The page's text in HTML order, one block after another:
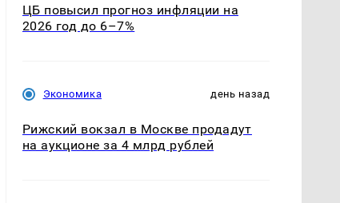
ЦБ повысил прогноз инфляции на
2026 год до 6–7%
Экономика день назад
Рижский вокзал в Москве продадут
на аукционе за 4 млрд рублей